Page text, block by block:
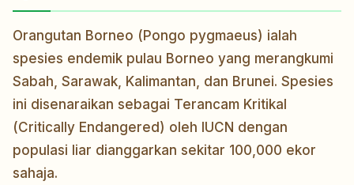
Orangutan Borneo (Pongo pygmaeus) ialah
spesies endemik pulau Borneo yang merangkumi
Sabah, Sarawak, Kalimantan, dan Brunei. Spesies
ini disenaraikan sebagai Terancam Kritikal
(Critically Endangered) oleh IUCN dengan
populasi liar dianggarkan sekitar 100,000 ekor
sahaja.